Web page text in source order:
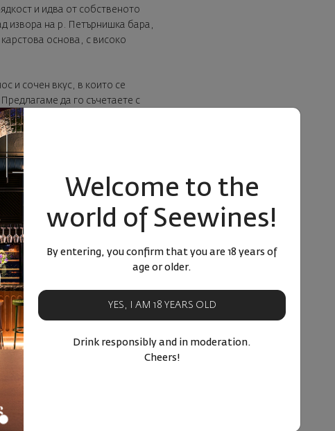
и идва от собственото
извора на р. Петърнишка бара,
основа, с високо
и сочен вкус, в които се
да го съчетаете с
на Лоара, Франция -
и неговите знакови,
за разлика от
например гевюрцтраминер
и чийто вина никога не
рано сутрин, за да запазят
в резервоари от
се бутилира през пролетта
Welcome to the
world of Seewines!
By entering, you confirm that you are 18 years of
age or older.
YES, I AM 18 YEARS OLD
Drink responsibly and in moderation.
Cheers!